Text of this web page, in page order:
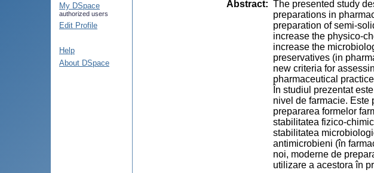
My DSpace
authorized users
Edit Profile
Help
About DSpace
Abstract: The presented study
preparations in
preparation of semi-
increase the physico-
increase the
preservatives (in
new criteria for
pharmaceutical
În studiul prezentat
nivel de farmacie. Este
prepararea formelor
stabilitatea fizico-
stabilitatea
antimicrobieni (în
noi, moderne de
utilizare a acestora în